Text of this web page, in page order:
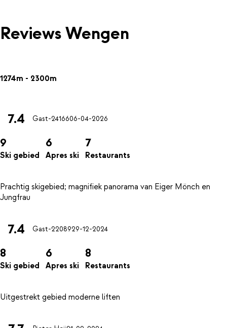
Reviews Wengen
1274m - 2300m
7.4 Gast-2416606-04-2026
9
Ski gebied
6
Apres ski
7
Restaurants
Prachtig skigebied; magnifiek panorama van Eiger Mönch en
7.4 Gast-2208929-12-2024
8
Ski gebied
6
Apres ski
8
Restaurants